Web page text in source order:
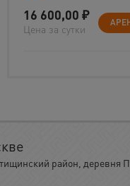
16 600,00 ₽
Цена за сутки
район, деревня